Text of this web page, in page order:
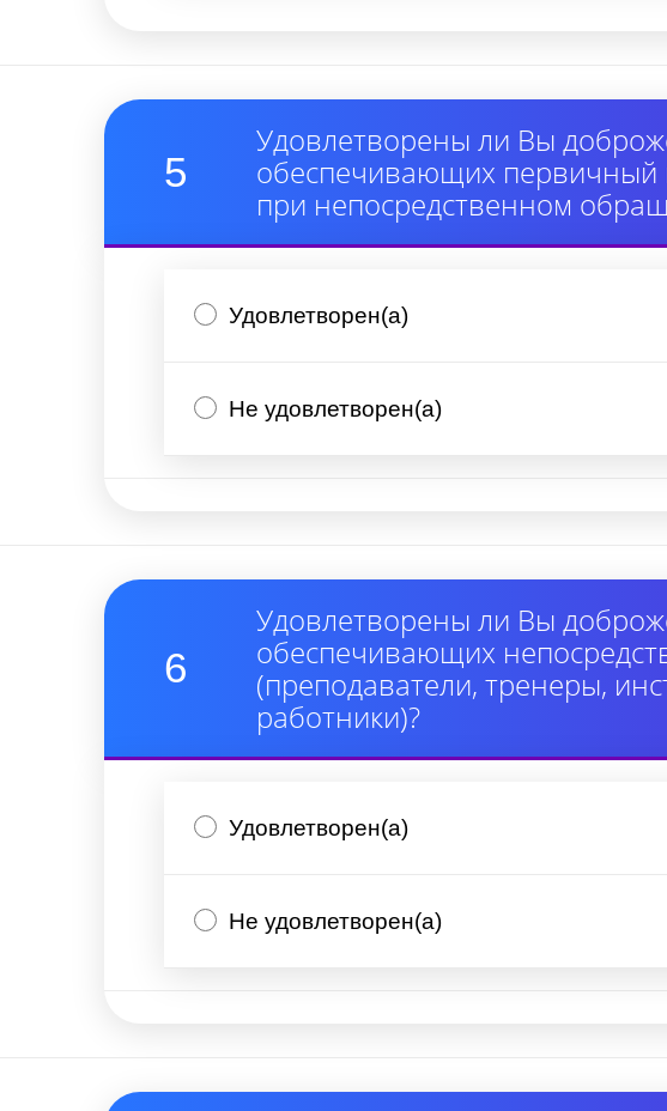
5
Удовлетворены ли Вы
обеспечивающих первичный
при непосредственном
Удовлетворен(а)
Не удовлетворен(а)
6
Удовлетворены ли Вы
обеспечивающих
(преподаватели, тренеры,
работники)?
Удовлетворен(а)
Не удовлетворен(а)